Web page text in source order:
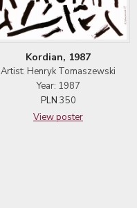
Kordian, 1987
Artist: Henryk Tomaszewski
Year: 1987
PLN 350
View poster